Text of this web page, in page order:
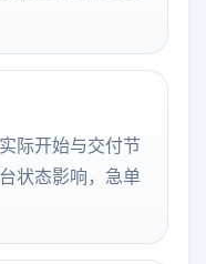
际开始与交付节
状态影响，急单